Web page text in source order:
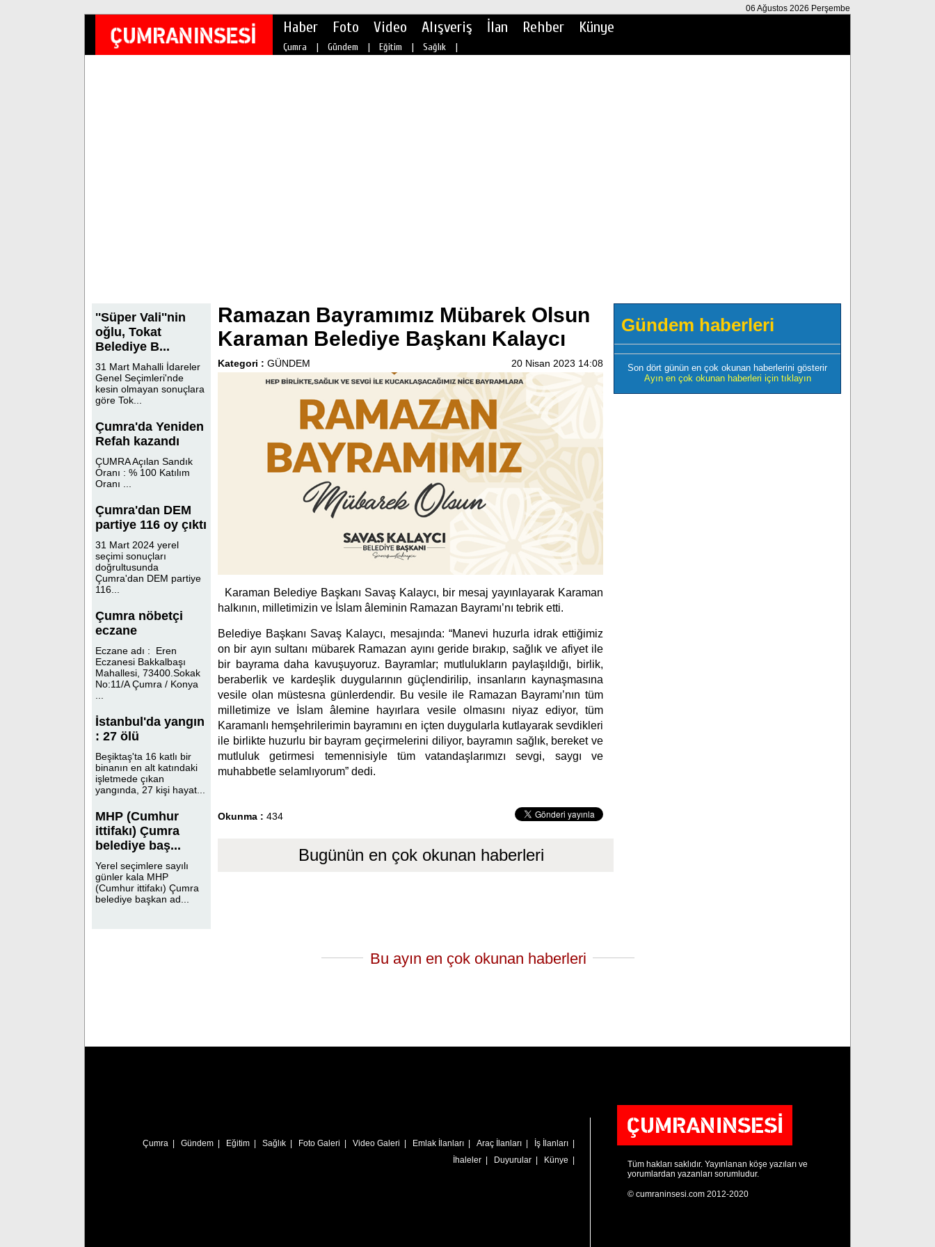
06 Ağustos 2026 Perşembe
Haber Foto Video Alışveriş İlan Rehber Künye
Çumra | Gündem | Eğitim | Sağlık |
''Süper Vali''nin
oğlu, Tokat
Belediye B...
31 Mart Mahalli İdareler
Genel Seçimleri'nde
kesin olmayan sonuçlara
göre Tok...
Çumra'da Yeniden
Refah kazandı
ÇUMRA Açılan Sandık
Oranı : % 100 Katılım
Oranı ...
Çumra'dan DEM
partiye 116 oy çıktı
31 Mart 2024 yerel
seçimi sonuçları
doğrultusunda
Çumra'dan DEM partiye
116...
Çumra nöbetçi
eczane
Eczane adı : Eren
Eczanesi Bakkalbaşı
Mahallesi, 73400.Sokak
No:11/A Çumra / Konya
İstanbul'da yangın
: 27 ölü
Beşiktaş'ta 16 katlı bir
binanın en alt katındaki
işletmede çıkan
yangında, 27 kişi hayat...
MHP (Cumhur
ittifakı) Çumra
belediye baş...
Yerel seçimlere sayılı
günler kala MHP
(Cumhur ittifakı) Çumra
belediye başkan ad...
Ramazan Bayramımız Mübarek Olsun
Karaman Belediye Başkanı Kalaycı
Kategori : GÜNDEM 20 Nisan 2023 14:08
Karaman Belediye Başkanı Savaş Kalaycı, bir mesaj yayınlayarak Karaman
halkının, milletimizin ve İslam âleminin Ramazan Bayramı’nı tebrik etti.
Belediye Başkanı Savaş Kalaycı, mesajında: “Manevi huzurla idrak ettiğimiz
on bir ayın sultanı mübarek Ramazan ayını geride bırakıp, sağlık ve afiyet ile
bir bayrama daha kavuşuyoruz. Bayramlar; mutlulukların paylaşıldığı, birlik,
beraberlik ve kardeşlik duygularının güçlendirilip, insanların kaynaşmasına
vesile olan müstesna günlerdendir. Bu vesile ile Ramazan Bayramı’nın tüm
milletimize ve İslam âlemine hayırlara vesile olmasını niyaz ediyor, tüm
Karamanlı hemşehrilerimin bayramını en içten duygularla kutlayarak sevdikleri
ile birlikte huzurlu bir bayram geçirmelerini diliyor, bayramın sağlık, bereket ve
mutluluk getirmesi temennisiyle tüm vatandaşlarımızı sevgi, saygı ve
muhabbetle selamlıyorum” dedi.
Okunma : 434
Bugünün en çok okunan haberleri
Gündem haberleri
Son dört günün en çok okunan haberlerini gösterir
Ayın en çok okunan haberleri için tıklayın
Bu ayın en çok okunan haberleri
Çumra Gündem Eğitim Sağlık Foto Galeri Video Galeri Emlak İlanları Araç İlanları İş İlanları
İhaleler
Duyurular Künye
Tüm hakları saklıdır. Yayınlanan köşe yazıları ve
yorumlardan yazanları sorumludur.
© cumraninsesi.com 2012-2020